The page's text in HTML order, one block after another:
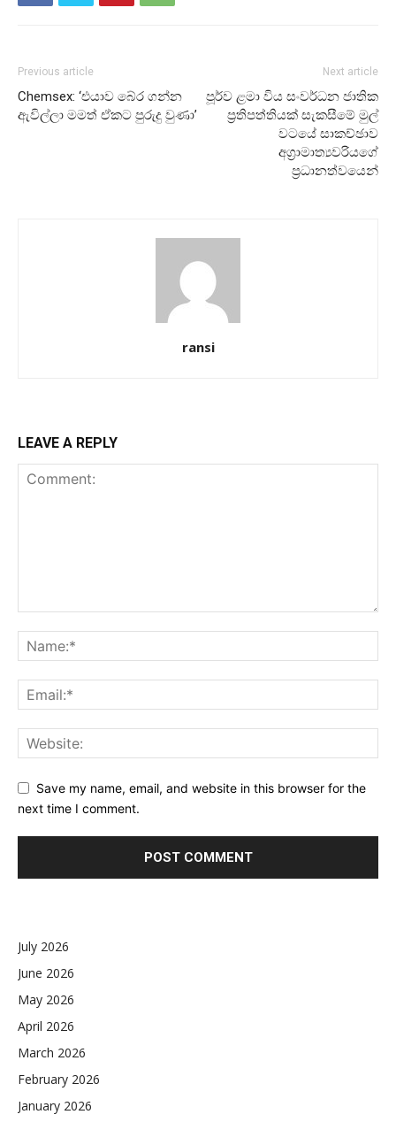
Previous article
Chemsex: ‘එයාව බේර ගන්න
ඇවිල්ලා මමත් ඒකට පුරුදු වුණා’
Next article
පූර්ව ළමා විය සංවර්ධන ජාතික
ප්‍රතිපත්තියක් සැකසීමේ මුල්
වටයේ සාකච්ඡාව
අග්‍රාමාත්‍යවරියගේ
ප්‍රධානත්වයෙන්
ransi
LEAVE A REPLY
Save my name, email, and website in this browser for the
next time I comment.
July 2026
June 2026
May 2026
April 2026
March 2026
February 2026
January 2026